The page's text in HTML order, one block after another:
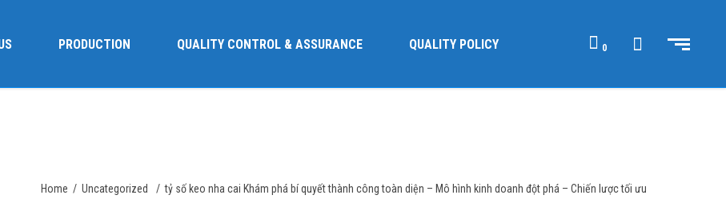
PRODUCTION QUALITY CONTROL & ASSURANCE QUALITY POLICY 0
Home / Uncategorized /tỷ số keo nha cai Khám phá bí quyết thành công toàn diện – Mô hình kinh doanh đột phá – Chiến lược tối ưu